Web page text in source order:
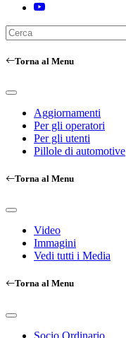
Torna al Menu
Aggiornamenti
Per gli operatori
Per gli utenti
Pillole di automotive
Torna al Menu
Video
Immagini
Vedi tutti i Media
Torna al Menu
Socio Ordinario